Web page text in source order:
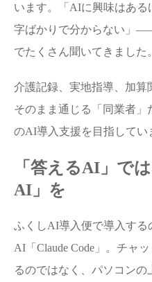
います。「AIに興味はあ
字ばかりで分からない」
でたくさん聞いてきました。
介護記録、実地指導、加
そのまま通じる「同業者
のAI導入支援を目指してい
「答えるAI」で
AI」を
ふくしAI導入便で導入する
AI「Claude Code」。チャ
るのではなく、パソコンの